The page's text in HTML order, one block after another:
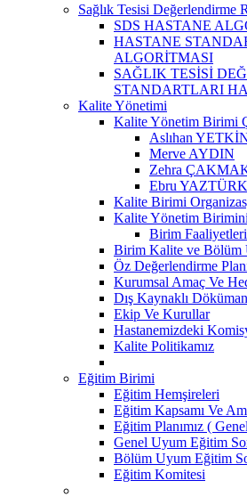
Sağlık Tesisi Değerlendirme
SDS HASTANE
HASTANE
ALGORİTMASI
SAĞLIK TESİSİ
STANDARTLARI
Kalite Yönetimi
Kalite Yönetim Birimi
Aslıhan
Merve AYDIN
Zehra
Ebru YAZTÜRK
Kalite Birimi
Kalite Yönetim
Birim Faaliyetleri
Birim Kalite ve Bölüm
Öz Değerlendirme
Kurumsal Amaç Ve
Dış Kaynaklı
Ekip Ve Kurullar
Hastanemizdeki
Kalite Politikamız
Eğitim Birimi
Eğitim Hemşireleri
Eğitim Kapsamı Ve
Eğitim Planımız (
Genel Uyum Eğitim
Bölüm Uyum Eğitim
Eğitim Komitesi